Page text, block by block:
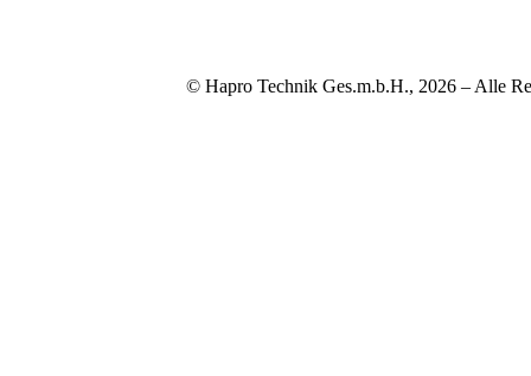
© Hapro Technik Ges.m.b.H., 2026 – Alle